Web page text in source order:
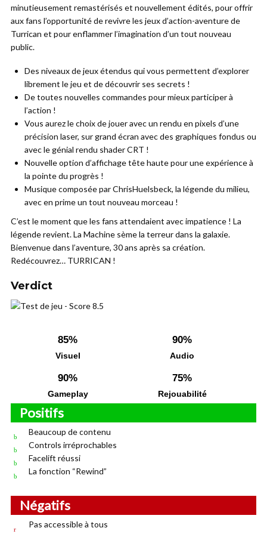
minutieusement remastérisés et nouvellement édités, pour offrir
aux fans l’opportunité de revivre les jeux d’action-aventure de
Turrican et pour enflammer l’imagination d’un tout nouveau
public.
Des niveaux de jeux étendus qui vous permettent d’explorer
librement le jeu et de découvrir ses secrets !
De toutes nouvelles commandes pour mieux participer à
l’action !
Vous aurez le choix de jouer avec un rendu en pixels d’une
précision laser, sur grand écran avec des graphiques fondus ou
avec le génial rendu shader CRT !
Nouvelle option d’affichage tête haute pour une expérience à
la pointe du progrès !
Musique composée par ChrisHuelsbeck, la légende du milieu,
avec en prime un tout nouveau morceau !
C’est le moment que les fans attendaient avec impatience ! La
légende revient. La Machine sème la terreur dans la galaxie.
Bienvenue dans l’aventure, 30 ans après sa création.
Redécouvrez… TURRICAN !
Verdict
85%
Visuel
90%
Audio
90%
Gameplay
75%
Rejouabilité
Positifs
Beaucoup de contenu
Controls irréprochables
Facelift réussi
La fonction “Rewind”
Négatifs
Pas accessible à tous